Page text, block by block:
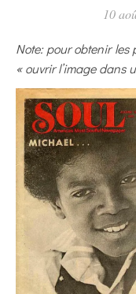
10
Note: pour obtenir les photos en taille réelle, un petit clic droit
« ouvrir l’image dans